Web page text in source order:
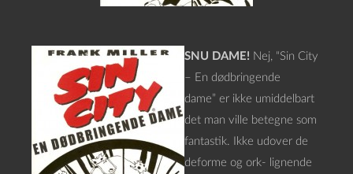
SNU DAME! Nej, “Sin City
– En dødbringende
dame” er ikke umiddelbart
det man ville betegne som
fantastik. Ikke udover de
deforme og ork- lignende